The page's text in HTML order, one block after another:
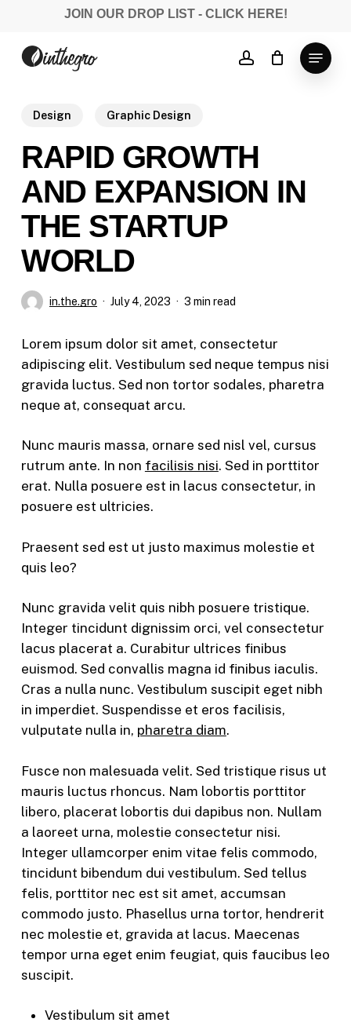
main
content
JOIN OUR DROP LIST - CLICK HERE!
account
Menu
Design Graphic Design
RAPID GROWTH
AND EXPANSION IN
THE STARTUP
WORLD
in.the.gro July 4, 2023 3 min read
Lorem ipsum dolor sit amet, consectetur
adipiscing elit. Vestibulum sed neque tempus nisi
gravida luctus. Sed non tortor sodales, pharetra
neque at, consequat arcu.
Nunc mauris massa, ornare sed nisl vel, cursus
rutrum ante. In non facilisis nisi. Sed in porttitor
erat. Nulla posuere est in lacus consectetur, in
posuere est ultricies.
Praesent sed est ut justo maximus molestie et
quis leo?
Nunc gravida velit quis nibh posuere tristique.
Integer tincidunt dignissim orci, vel consectetur
lacus placerat a. Curabitur ultrices finibus
euismod. Sed convallis magna id finibus iaculis.
Cras a nulla nunc. Vestibulum suscipit eget nibh
in imperdiet. Suspendisse et eros facilisis,
vulputate nulla in, pharetra diam.
Fusce non malesuada velit. Sed tristique risus ut
mauris luctus rhoncus. Nam lobortis porttitor
libero, placerat lobortis dui dapibus non. Nullam
a laoreet urna, molestie consectetur nisi.
Integer ullamcorper enim vitae felis commodo,
tincidunt bibendum dui vestibulum. Sed tellus
felis, porttitor nec est sit amet, accumsan
commodo justo. Phasellus urna tortor, hendrerit
nec molestie et, gravida at lacus. Maecenas
tempor urna eget enim feugiat, quis faucibus leo
suscipit.
Vestibulum sit amet
Close
Menu